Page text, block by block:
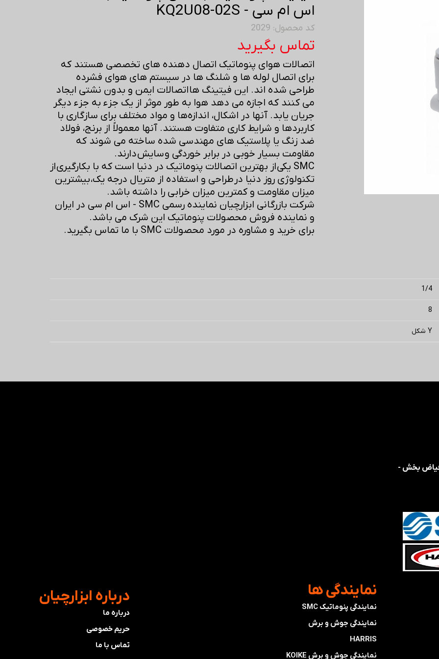
اس ام سی - KQ2U08-02S
کد محصول: 2029
تماس بگیرید
اتصالات هوای پنوماتیک اتصال دهنده های تخصصی هستند که
برای اتصال لوله ها و شلنگ ها در سیستم های هوای فشرده
طراحی شده اند. این فیتینگ ها اتصالات ایمن و بدون نشتی ایجاد
می کنند که اجازه می دهد هوا به طور موثر از یک جزء به جزء دیگر
جریان یابد. آنها در اشکال، اندازه‌ها و مواد مختلف برای سازگاری با
کاربردها و شرایط کاری متفاوت هستند. آنها معمولاً از برنج، فولاد
ضد زنگ یا پلاستیک های مهندسی شده ساخته می شوند که
مقاومت بسیار خوبی در برابر خوردگی و سایش دارند.
SMC یکی از بهترین اتصالات پنوماتیک در دنیا است که با بکارگیری از
تکنولوژی روز دنیا در طراحی و استفاده از متریال درجه یک، بیشترین
میزان مقاومت و کمترین میزان خرابی را داشته باشد.
شرکت بازرگانی ابزارچیان نماینده رسمی SMC - اس ام سی در ایران
و نماینده فروش محصولات پنوماتیک این شرک می باشد.
برای خرید و مشاوره در مورد محصولات SMC با ما تماس بگیرید.
1/4
8
Y شکل
فیاض بخش -
​درباره ابزارچیان
درباره ما
حریم خصوصی
تماس با ما
​نمایندگی ها
نمایندگی پنوماتیک SMC
​​​​​​​نمایندگی جوش و برش
HARRIS
​​​​نمایندگی ​​​ جوش و برش KOIKE